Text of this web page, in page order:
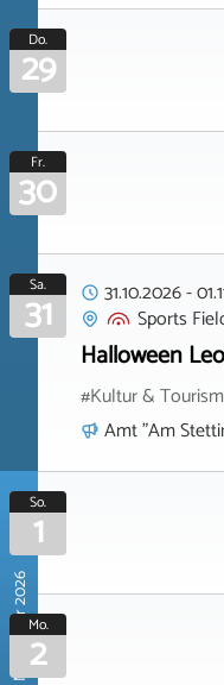
Do.
29
Fr.
30
Sa.
31 31.10.2026-
Sports
Halloween
#Kultur &
Amt "Am
November 2026
So.
1
Mo.
2